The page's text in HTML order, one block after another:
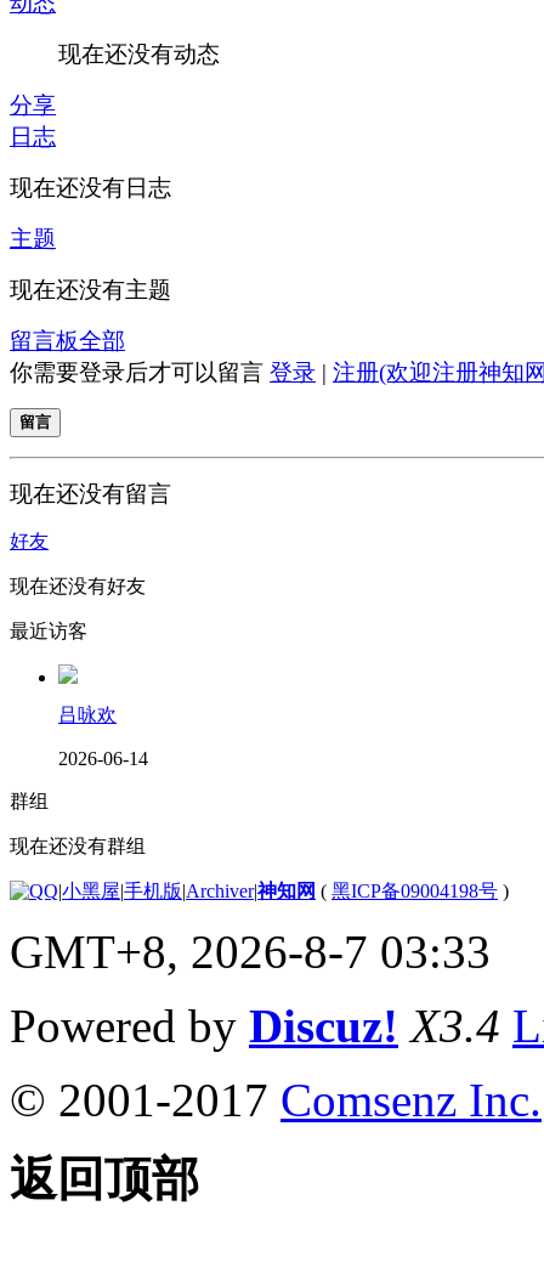
现在还没有动态
分享
日志
现在还没有日志
主题
现在还没有主题
留言板全部
你需要登录后才可以留言 登录 | 注册(欢迎注册神知
留言
现在还没有留言
好友
现在还没有好友
最近访客
吕咏欢
2026-06-14
群组
现在还没有群组
|小黑屋|手机版|Archiver|神知网 ( 黑ICP备09004198号 )
GMT+8, 2026-8-7 03:33
Powered by Discuz! X3.4
© 2001-2017 Comsenz Inc.
返回顶部